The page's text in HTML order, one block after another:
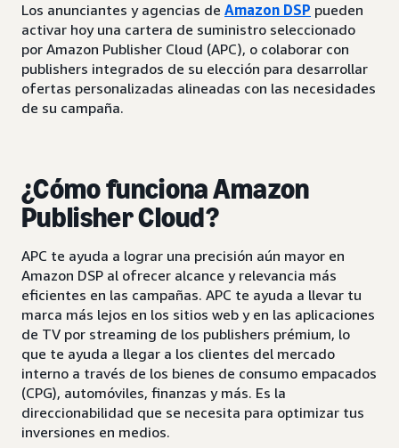
Los anunciantes y agencias de Amazon DSP pueden
activar hoy una cartera de suministro seleccionado
por Amazon Publisher Cloud (APC), o colaborar con
publishers integrados de su elección para desarrollar
ofertas personalizadas alineadas con las necesidades
de su campaña.
¿CómofuncionaAmazon
Publisher Cloud?
APC te ayuda a lograr una precisión aún mayor en
Amazon DSP al ofrecer alcance y relevancia más
eficientes en las campañas. APC te ayuda a llevar tu
marca más lejos en los sitios web y en las aplicaciones
de TV por streaming de los publishers prémium, lo
que te ayuda a llegar a los clientes del mercado
interno a través de los bienes de consumo empacados
(CPG), automóviles, finanzas y más. Es la
direccionabilidad que se necesita para optimizar tus
inversiones en medios.